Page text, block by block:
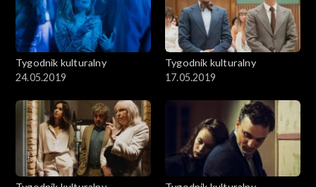
Tygodnik kulturalny
24.05.2019
Tygodnik kulturalny
17.05.2019